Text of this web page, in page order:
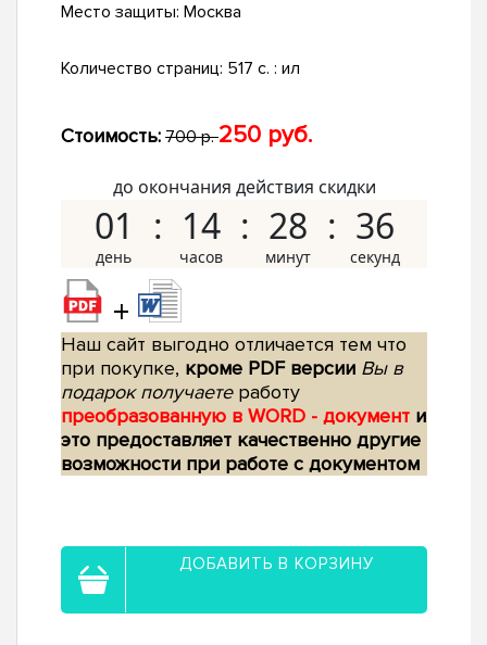
Место защиты: Москва
Количество страниц: 517 с. : ил
Стоимость: 700 р.250 руб.
до окончания действия скидки
01 14 28 35
+
Наш сайт выгодно отличается тем что
при покупке, кроме PDF версии Вы в
подарок получаетеработу
преобразованную в WORD - документ и
это предоставляет качественно другие
возможности при работе с документом
ДОБАВИТЬ В КОРЗИНУ